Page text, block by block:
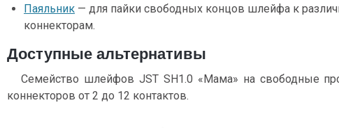
Паяльник — для пайки свободных концов шлейфа к
коннекторам.
Доступные альтернативы
Семейство шлейфов JST SH1.0 «Мама» на свободные
коннекторов от 2 до 12 контактов.